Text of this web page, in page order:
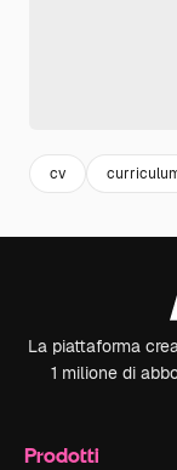
cv
La piattaforma
1 milione di
Prodotti